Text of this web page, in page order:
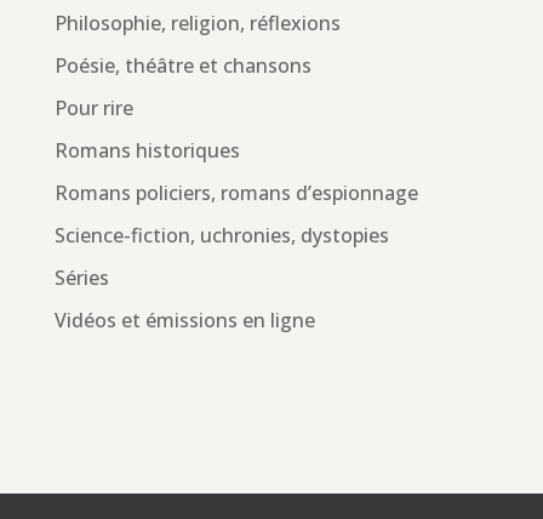
Philosophie, religion, réflexions
Poésie, théâtre et chansons
Pour rire
Romans historiques
Romans policiers, romans d’espionnage
Science-fiction, uchronies, dystopies
Séries
Vidéos et émissions en ligne